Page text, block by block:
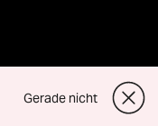
Gerade nicht